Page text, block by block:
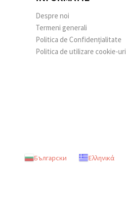
Despre noi
Termeni generali
Politica de Confidențialitate
Politica de utilizare cookie-uri
Български Ελληνικά